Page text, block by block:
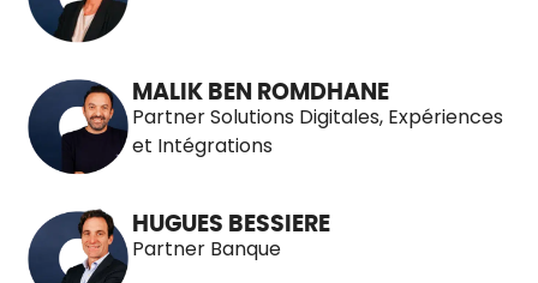
MALIK BEN ROMDHANE
Partner Solutions Digitales, Expériences
et Intégrations
HUGUES BESSIERE
Partner Banque